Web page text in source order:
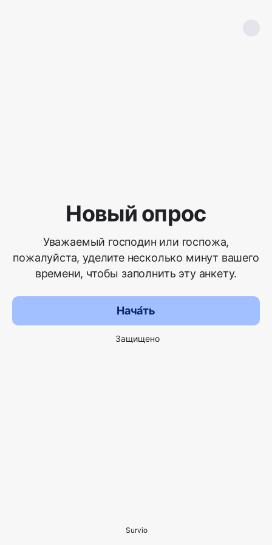
Новый опрос
Уважаемый господин или госпожа,
пожалуйста, уделите несколько минут вашего
времени, чтобы заполнить эту анкету.
Нача́ть
Защищено
Survio